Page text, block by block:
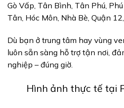
Gò Vấp, Tân Bình, Tân Phú,
Tân, Hóc Môn, Nhà Bè, Quận
Dù bạn ở trung tâm hay vùng
luôn sẵn sàng hỗ trợ tận nơi,
nghiệp – đúng giờ.
Hình ảnh thực tế tại